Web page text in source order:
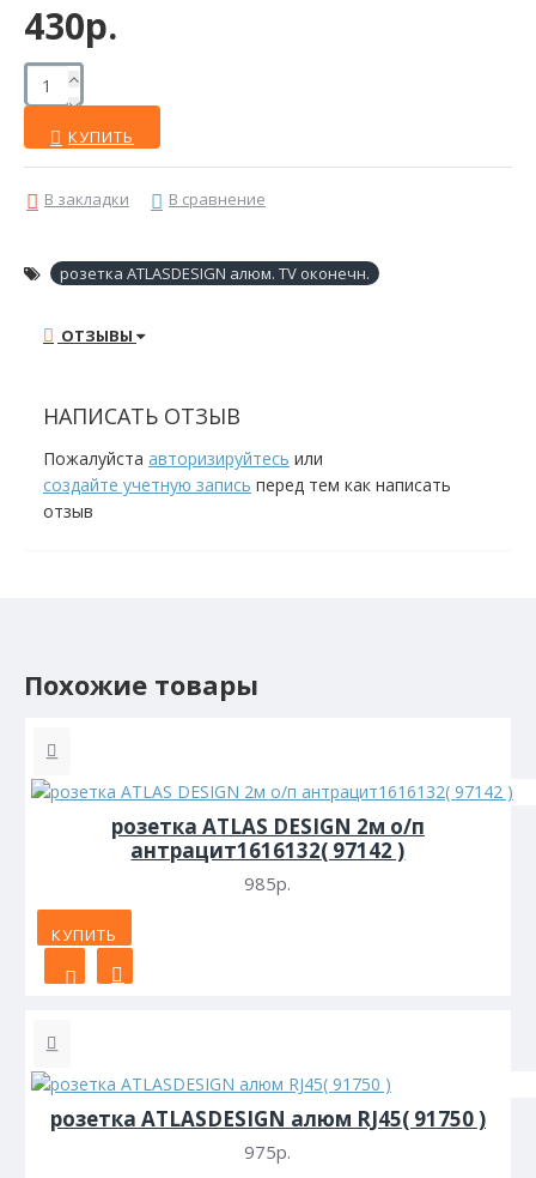
430р.
КУПИТЬ
В закладки В сравнение
розетка ATLASDESIGN алюм. TV оконечн.
ОТЗЫВЫ
НАПИСАТЬ ОТЗЫВ
Пожалуйста авторизируйтесь или
создайте учетную запись перед тем как написать
отзыв
Похожие товары
розетка ATLAS DESIGN 2м о/п
антрацит1616132( 97142 )
985р.
КУПИТЬ
розетка ATLASDESIGN алюм RJ45( 91750 )
975р.